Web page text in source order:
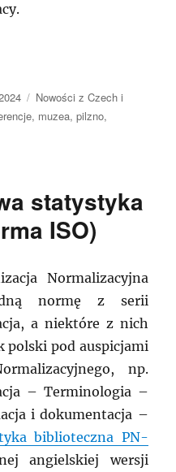
Kategorie
Nowości z Czech i
, muzea,pilzno,
statystyka
ISO)
Normalizacyjna
normę z serii
a niektóre z nich
polski pod auspicjami
np.
– Terminologia –
i dokumentacja –
biblioteczna PN-
angielskiej wersji